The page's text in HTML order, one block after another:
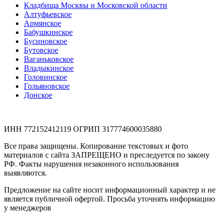
Кладбища Москвы и Московской области
Алтуфьевское
Армянское
Бабушкинское
Бусиновское
Бутовское
Ваганьковское
Владыкинское
Головинское
Гольяновское
Донское
ИНН 772152412119 ОГРИП 317774600035880
Все права защищены. Копирование текстовых и фото
материалов с сайта ЗАПРЕЩЕНО и преследуется по закону
РФ. Факты нарушения незаконного использования
выявляются.
Предложение на сайте носит информационный характер и не
является публичной офертой. Просьба уточнять информацию
у менеджеров